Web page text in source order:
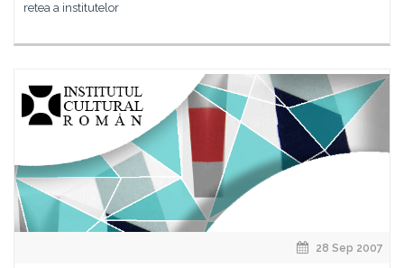
retea a institutelor
28 Sep 2007